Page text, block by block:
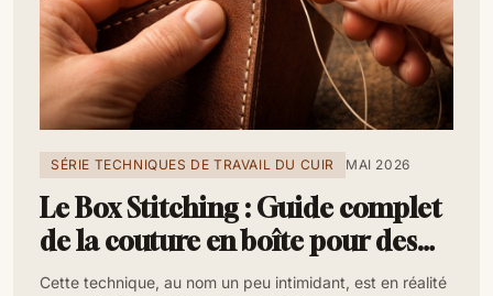
SÉRIE TECHNIQUES DE TRAVAIL DU CUIR MAI 2026
Le Box Stitching : Guide complet
de la couture en boîte pour des
coins carrés
Cette technique, au nom un peu intimidant, est en réalité